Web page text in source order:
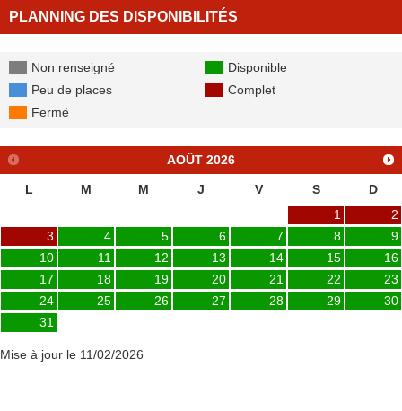
PLANNING DES DISPONIBILITÉS
Non renseigné
Disponible
Peu de places
Complet
Fermé
AOÛT 2026
L M M J V S
D
1
2
3
4 5 6 7 8
9
10
11 12 13 14 15
16
17
18 19 20 21 22
23
24
25 26 27 28 29
30
31
Mise à jour le 11/02/2026